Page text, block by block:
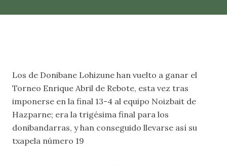
Los de Donibane Lohizune han vuelto a ganar el
Torneo Enrique Abril de Rebote, esta vez tras
imponerse en la final 13-4 al equipo Noizbait de
Hazparne; era la trigésima final para los
donibandarras, y han conseguido llevarse así su
txapela número 19